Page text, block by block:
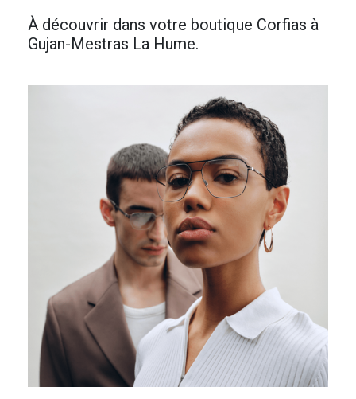
À découvrir dans votre boutique Corfias à
Gujan-Mestras La Hume.